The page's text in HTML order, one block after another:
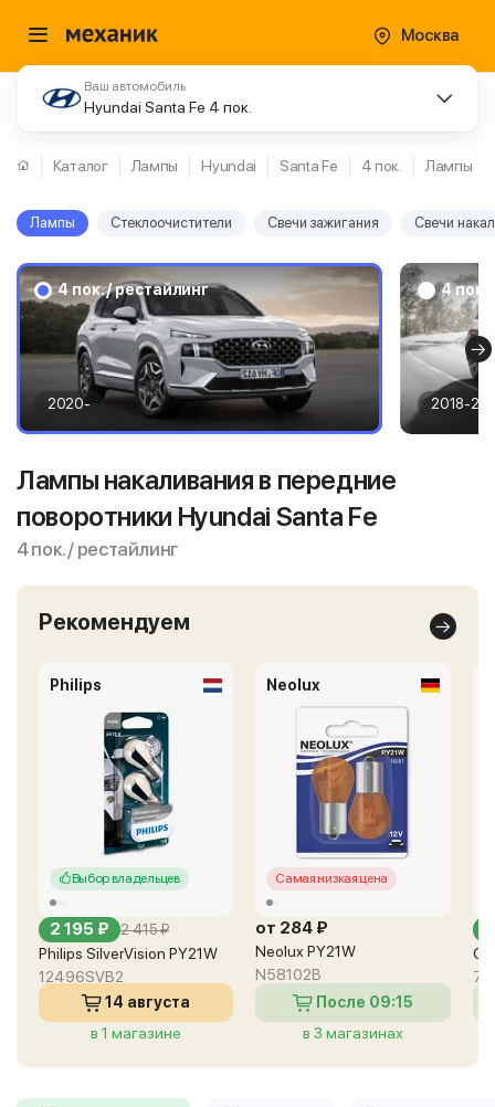
Москва
Ваш автомобиль
Hyundai Santa Fe 4 пок.
Каталог Лампы Hyundai Santa Fe 4 пок. Лампы
Лампы Стеклоочистители Свечи зажигания Свечи
4 пок. / рестайлинг
2020-
4 пок.
2018-
Лампы накаливания в передние
поворотники Hyundai Santa Fe
4 пок. / рестайлинг
Рекомендуем
Philips
Выбор владельцев
2 195 ₽ 2 415 ₽
Philips SilverVision PY21W
12496SVB2
14 августа
в 1 магазине
Neolux
Самая низкая цена
от 284 ₽
Neolux PY21W
N58102B
После 09:15
в 3 магазинах